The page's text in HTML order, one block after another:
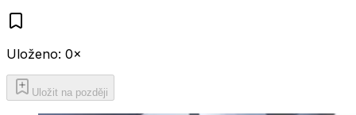
Uloženo: 0×
Uložit na později